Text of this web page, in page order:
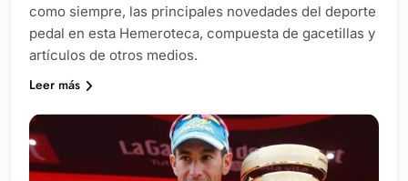
como siempre, las principales novedades del deporte
pedal en esta Hemeroteca, compuesta de gacetillas y
artículos de otros medios.
Leer más